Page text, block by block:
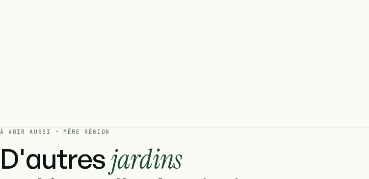
À VOIR AUSSI - MÊME RÉGION
D'autresjardins